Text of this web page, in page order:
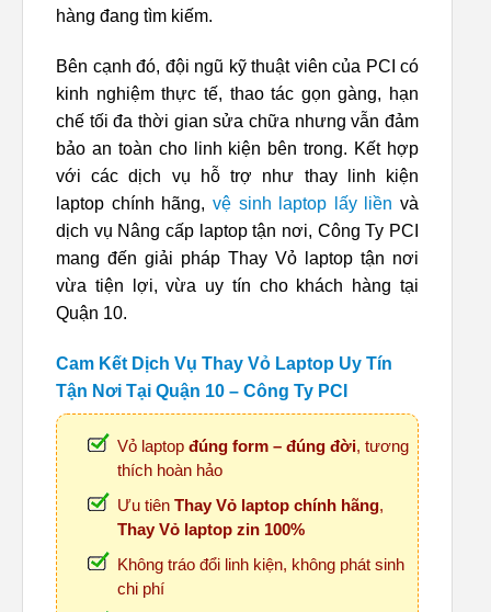
hàng đang tìm kiếm.
Bên cạnh đó, đội ngũ kỹ thuật viên của PCI có
kinh nghiệm thực tế, thao tác gọn gàng, hạn
chế tối đa thời gian sửa chữa nhưng vẫn đảm
bảo an toàn cho linh kiện bên trong. Kết hợp
với các dịch vụ hỗ trợ như thay linh kiện
laptop chính hãng, vệ sinh laptop lấy liền và
dịch vụ Nâng cấp laptop tận nơi, Công Ty PCI
mang đến giải pháp Thay Vỏ laptop tận nơi
vừa tiện lợi, vừa uy tín cho khách hàng tại
Quận 10.
Cam Kết Dịch Vụ Thay Vỏ Laptop Uy Tín
Tận Nơi Tại Quận 10 – Công Ty PCI
Vỏ laptop đúng form – đúng đời, tương
thích hoàn hảo
Ưu tiên Thay Vỏ laptop chính hãng,
Thay Vỏ laptop zin 100%
Không tráo đổi linh kiện, không phát sinh
chi phí